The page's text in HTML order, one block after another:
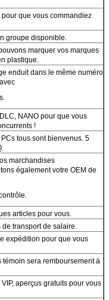
que vous commandiez
groupe disponible.
marquer vos marques
plastique.
enduit dans le même numéro
NANO pour que vous
!
tous sont bienvenus. 5
marchandises
également votre OEM de
articles pour vous.
de transport de salaire.
expédition pour que vous
sera remboursement à
aperçus gratuits pour vous